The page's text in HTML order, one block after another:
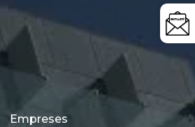
Categories
Empreses